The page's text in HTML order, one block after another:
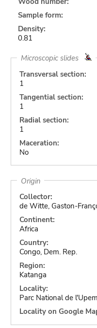
Sample form:
Density:
0.81
Microscopic slides
Transversal section:
1
Tangential section:
1
Radial section:
1
Maceration:
No
Origin
Collector:
de Witte, Gaston-
Continent:
Africa
Country:
Congo, Dem. Rep.
Region:
Katanga
Locality:
Parc National de
Locality on Google